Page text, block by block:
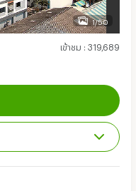
1/50
เข้าชม : 319,689